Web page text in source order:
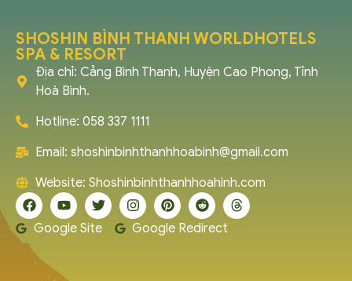
SHOSHIN BÌNH THANH WORLDHOTELS
SPA & RESORT
Địa chỉ: Cảng Bình Thanh, Huyện Cao Phong, Tỉnh
Hoà Bình.
Hotline: 058 337 1111
Email: shoshinbinhthanhhoabinh@gmail.com
Website: Shoshinbinhthanhhoahinh.com
Google Site Google Redirect